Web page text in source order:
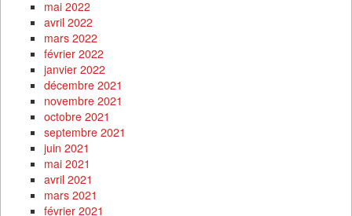
mai 2022
avril 2022
mars 2022
février 2022
janvier 2022
décembre 2021
novembre 2021
octobre 2021
septembre 2021
juin 2021
mai 2021
avril 2021
mars 2021
février 2021